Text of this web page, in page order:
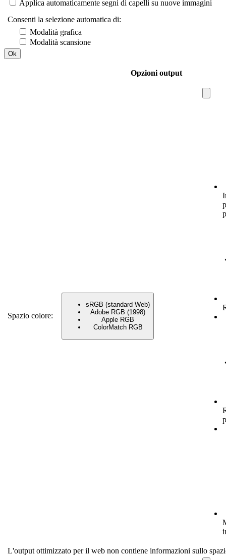
Applica automaticamente segni di capelli su nuove immagini
Consenti la selezione automatica di:
Modalità grafica
Modalità scansione
Ok
Opzioni output
Spazio colore:
sRGB (standard Web)
Adobe RGB (1998)
Apple RGB
ColorMatch RGB
L'output ottimizzato per il web non contiene informazioni sullo